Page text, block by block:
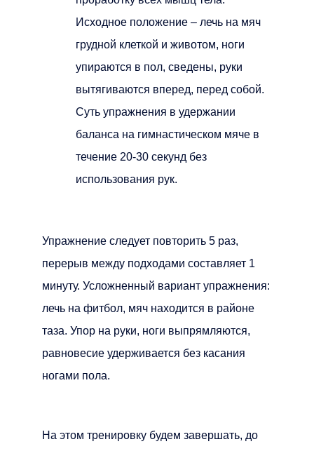
Исходное положение – лечь на мяч
грудной клеткой и животом, ноги
упираются в пол, сведены, руки
вытягиваются вперед, перед собой.
Суть упражнения в удержании
баланса на гимнастическом мяче в
течение 20-30 секунд без
использования рук.
Упражнение следует повторить 5 раз,
перерыв между подходами составляет 1
минуту. Усложненный вариант упражнения:
лечь на фитбол, мяч находится в районе
таза. Упор на руки, ноги выпрямляются,
равновесие удерживается без касания
ногами пола.
На этом тренировку будем завершать, до